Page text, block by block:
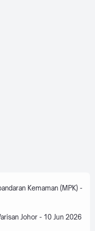
Kemaman (MPK) -
Johor - 10 Jun 2026